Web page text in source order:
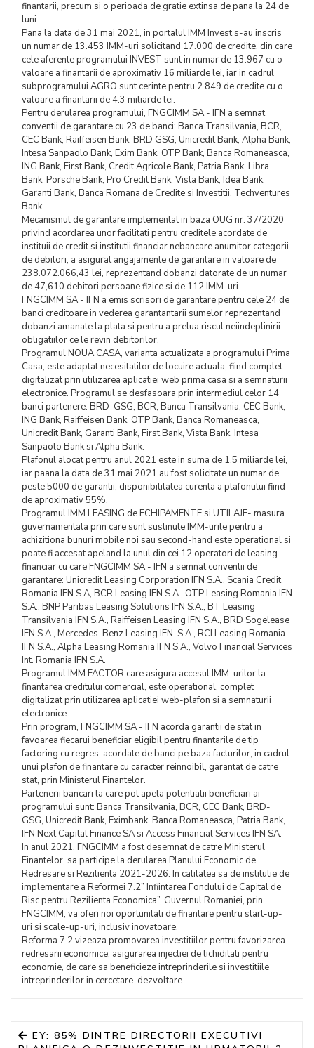
finantarii, precum si o perioada de gratie extinsa de pana la 24 de
luni.
Pana la data de 31 mai 2021, in portalul IMM Invest s-au inscris
un numar de 13.453 IMM-uri solicitand 17.000 de credite, din care
cele aferente programului INVEST sunt in numar de 13.967 cu o
valoare a finantarii de aproximativ 16 miliarde lei, iar in cadrul
subprogramului AGRO sunt cerinte pentru 2.849 de credite cu o
valoare a finantarii de 4.3 miliarde lei.
Pentru derularea programului, FNGCIMM SA - IFN a semnat
conventii de garantare cu 23 de banci: Banca Transilvania, BCR,
CEC Bank, Raiffeisen Bank, BRD GSG, Unicredit Bank, Alpha Bank,
Intesa Sanpaolo Bank, Exim Bank, OTP Bank, Banca Romaneasca,
ING Bank, First Bank, Credit Agricole Bank, Patria Bank, Libra
Bank, Porsche Bank, Pro Credit Bank, Vista Bank, Idea Bank,
Garanti Bank, Banca Romana de Credite si Investitii, Techventures
Bank.
Mecanismul de garantare implementat in baza OUG nr. 37/2020
privind acordarea unor facilitati pentru creditele acordate de
instituii de credit si institutii financiar nebancare anumitor categorii
de debitori, a asigurat angajamente de garantare in valoare de
238.072.066,43 lei, reprezentand dobanzi datorate de un numar
de 47,610 debitori persoane fizice si de 112 IMM-uri.
FNGCIMM SA - IFN a emis scrisori de garantare pentru cele 24 de
banci creditoare in vederea garantantarii sumelor reprezentand
dobanzi amanate la plata si pentru a prelua riscul neiindeplinirii
obligatiilor ce le revin debitorilor.
Programul NOUA CASA, varianta actualizata a programului Prima
Casa, este adaptat necesitatilor de locuire actuala, fiind complet
digitalizat prin utilizarea aplicatiei web prima casa si a semnaturii
electronice. Programul se desfasoara prin intermediul celor 14
banci partenere: BRD-GSG, BCR, Banca Transilvania, CEC Bank,
ING Bank, Raiffeisen Bank, OTP Bank, Banca Romaneasca,
Unicredit Bank, Garanti Bank, First Bank, Vista Bank, Intesa
Sanpaolo Bank si Alpha Bank.
Plafonul alocat pentru anul 2021 este in suma de 1,5 miliarde lei,
iar paana la data de 31 mai 2021 au fost solicitate un numar de
peste 5000 de garantii, disponibilitatea curenta a plafonului fiind
de aproximativ 55%.
Programul IMM LEASING de ECHIPAMENTE si UTILAJE- masura
guvernamentala prin care sunt sustinute IMM-urile pentru a
achizitiona bunuri mobile noi sau second-hand este operational si
poate fi accesat apeland la unul din cei 12 operatori de leasing
financiar cu care FNGCIMM SA - IFN a semnat conventii de
garantare: Unicredit Leasing Corporation IFN S.A., Scania Credit
Romania IFN S.A, BCR Leasing IFN S.A., OTP Leasing Romania IFN
S.A., BNP Paribas Leasing Solutions IFN S.A., BT Leasing
Transilvania IFN S.A., Raiffeisen Leasing IFN S.A., BRD Sogelease
IFN S.A., Mercedes-Benz Leasing IFN. S.A., RCI Leasing Romania
IFN S.A., Alpha Leasing Romania IFN S.A., Volvo Financial Services
Int. Romania IFN S.A.
Programul IMM FACTOR care asigura accesul IMM-urilor la
finantarea creditului comercial, este operational, complet
digitalizat prin utilizarea aplicatiei web-plafon si a semnaturii
electronice.
Prin program, FNGCIMM SA - IFN acorda garantii de stat in
favoarea fiecarui beneficiar eligibil pentru finantarile de tip
factoring cu regres, acordate de banci pe baza facturilor, in cadrul
unui plafon de finantare cu caracter reinnoibil, garantat de catre
stat, prin Ministerul Finantelor.
Partenerii bancari la care pot apela potentialii beneficiari ai
programului sunt: Banca Transilvania, BCR, CEC Bank, BRD-
GSG, Unicredit Bank, Eximbank, Banca Romaneasca, Patria Bank,
IFN Next Capital Finance SA si Access Financial Services IFN SA.
In anul 2021, FNGCIMM a fost desemnat de catre Ministerul
Finantelor, sa participe la derularea Planului Economic de
Redresare si Rezilienta 2021-2026. In calitatea sa de institutie de
implementare a Reformei 7.2” Infiintarea Fondului de Capital de
Risc pentru Rezilienta Economica”, Guvernul Romaniei, prin
FNGCIMM, va oferi noi oportunitati de finantare pentru start-up-
uri si scale-up-uri, inclusiv inovatoare.
Reforma 7.2 vizeaza promovarea investitiilor pentru favorizarea
redresarii economice, asigurarea injectiei de lichiditati pentru
economie, de care sa beneficieze intreprinderile si investitiile
intreprinderilor in cercetare-dezvoltare.
EY: 85% DINTRE DIRECTORII EXECUTIVI